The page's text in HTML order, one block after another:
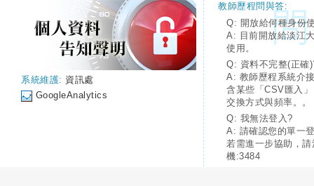
系統維護: 資訊處
GoogleAnalytics
教師歷程問與答:
Q: 開放給何種身份
A: 目前開放給淡江
使用。
Q: 資料不完整(正確
A: 教師歷程系統介
含某些「CSV匯入
交換方式與頻率。。
Q: 我無法登入?
A: 請確認您的單一
若需進一步協助，
機:3484